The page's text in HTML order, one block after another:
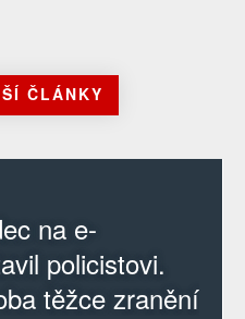
ČLÁNKY
na e-
policistovi.
těžce zranění